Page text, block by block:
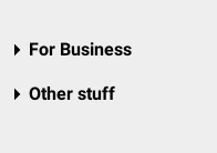
For Business
Other stuff